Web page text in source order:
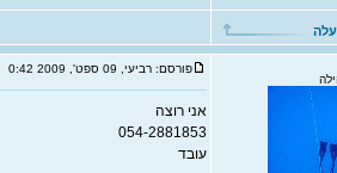
פורסם: רביעי, 09 ספט', 2009 0:42
אני רוצה
054-2881853
עובד